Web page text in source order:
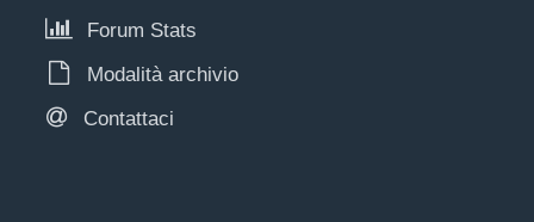
Forum Stats
Modalità archivio
Contattaci